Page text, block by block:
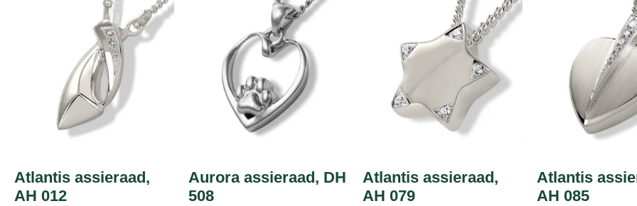
Atlantis assieraad,
AH 012
Aurora assieraad, DH
508
Atlantis assieraad,
AH 079
Atlantis
AH 085